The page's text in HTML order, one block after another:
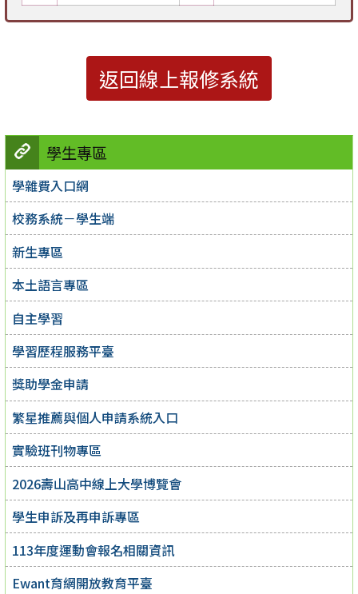
學生專區
學雜費入口網
校務系統－學生端
新生專區
本土語言專區
自主學習
學習歷程服務平臺
獎助學金申請
繁星推薦與個人申請系統入口
實驗班刊物專區
2026壽山高中線上大學博覽會
學生申訴及再申訴專區
113年度運動會報名相關資訊
Ewant育網開放教育平臺
返回線上報修系統